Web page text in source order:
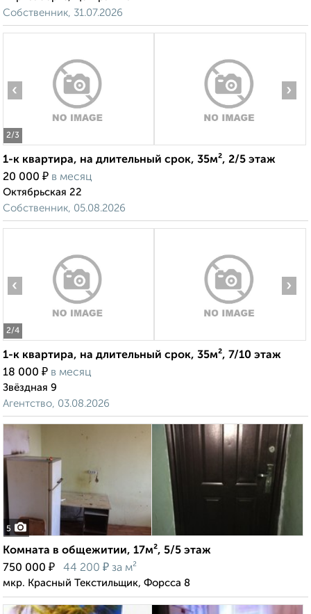
Собственник, 31.07.2026
2/3
‹ ›
1-к квартира, на длительный срок, 35м², 2/5 этаж
20 000 ₽ в месяц
Октябрьская 22
Собственник, 05.08.2026
2/4
‹ ›
1-к квартира, на длительный срок, 35м², 7/10 этаж
18 000 ₽ в месяц
Звёздная 9
Агентство, 03.08.2026
5
Комната в общежитии, 17м², 5/5 этаж
750 000 ₽ 44 200 ₽ за м²
мкр. Красный Текстильщик, Форсса 8